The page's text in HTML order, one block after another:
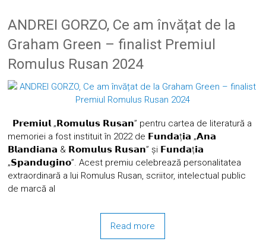
ANDREI GORZO, Ce am învățat de la
Graham Green – finalist Premiul
Romulus Rusan 2024
𝗣𝗿𝗲𝗺𝗶𝘂𝗹 „𝗥𝗼𝗺𝘂𝗹𝘂𝘀 𝗥𝘂𝘀𝗮𝗻” pentru cartea de literatură a
memoriei a fost instituit în 2022 de 𝗙𝘂𝗻𝗱𝗮ț𝗶𝗮 „𝗔𝗻𝗮
𝗕𝗹𝗮𝗻𝗱𝗶𝗮𝗻𝗮 & 𝗥𝗼𝗺𝘂𝗹𝘂𝘀 𝗥𝘂𝘀𝗮𝗻” și 𝗙𝘂𝗻𝗱𝗮ț𝗶𝗮
„𝗦𝗽𝗮𝗻𝗱𝘂𝗴𝗶𝗻𝗼”. Acest premiu celebrează personalitatea
extraordinară a lui Romulus Rusan, scriitor, intelectual public
de marcă al
Read more